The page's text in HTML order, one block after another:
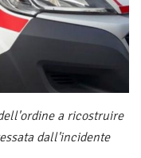
a ricostruire
dall'incidente